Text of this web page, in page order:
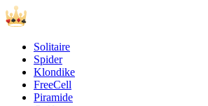
Solitaire
Spider
Klondike
FreeCell
Piramide